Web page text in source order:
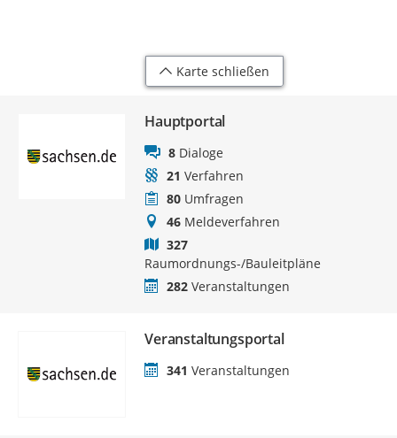
Karte schließen
Hauptportal
8 Dialoge
21 Verfahren
80 Umfragen
46 Meldeverfahren
327
Raumordnungs-/Bauleitpläne
282 Veranstaltungen
Veranstaltungsportal
341 Veranstaltungen